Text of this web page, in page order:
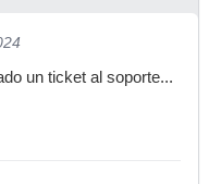
un ticket al soporte...